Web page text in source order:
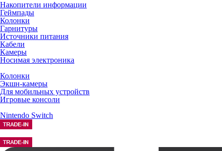
Накопители информации
Геймпады
Колонки
Гарнитуры
Источники питания
Кабели
Камеры
Носимая электроника
Колонки
Экшн-камеры
Для мобильных устройств
Игровые консоли
Nintendo Switch